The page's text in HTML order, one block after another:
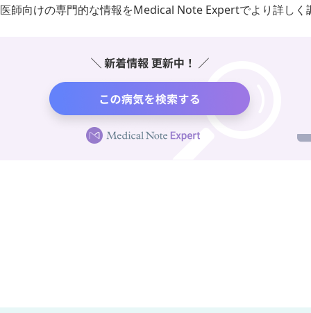
医師向けの専門的な情報をMedical Note Expertでより詳しく